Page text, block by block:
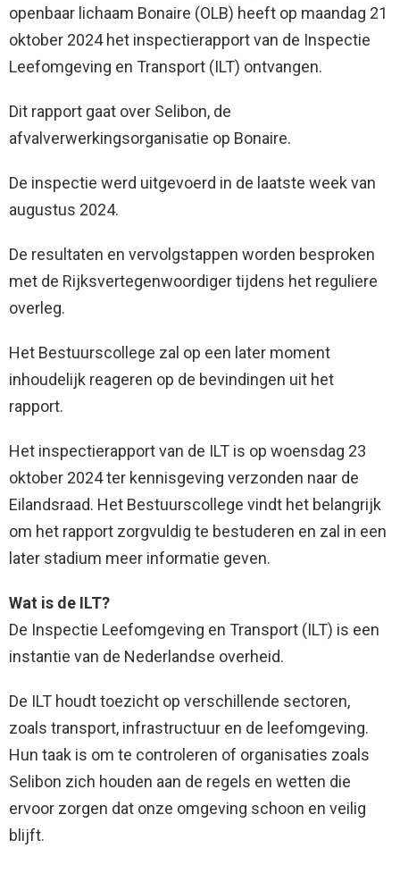
openbaar lichaam Bonaire (OLB) heeft op maandag 21
oktober 2024 het inspectierapport van de Inspectie
Leefomgeving en Transport (ILT) ontvangen.
Dit rapport gaat over Selibon, de
afvalverwerkingsorganisatie op Bonaire.
De inspectie werd uitgevoerd in de laatste week van
augustus 2024.
De resultaten en vervolgstappen worden besproken
met de Rijksvertegenwoordiger tijdens het reguliere
overleg.
Het Bestuurscollege zal op een later moment
inhoudelijk reageren op de bevindingen uit het
rapport.
Het inspectierapport van de ILT is op woensdag 23
oktober 2024 ter kennisgeving verzonden naar de
Eilandsraad. Het Bestuurscollege vindt het belangrijk
om het rapport zorgvuldig te bestuderen en zal in een
later stadium meer informatie geven.
Wat is de ILT?
De Inspectie Leefomgeving en Transport (ILT) is een
instantie van de Nederlandse overheid.
De ILT houdt toezicht op verschillende sectoren,
zoals transport, infrastructuur en de leefomgeving.
Hun taak is om te controleren of organisaties zoals
Selibon zich houden aan de regels en wetten die
ervoor zorgen dat onze omgeving schoon en veilig
blijft.